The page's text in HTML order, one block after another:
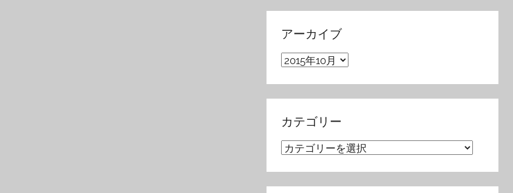
アーカイブ
ア
ブ
カテゴリー
カ